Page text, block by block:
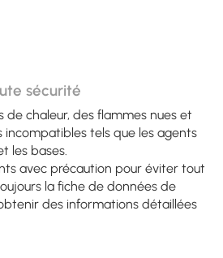
sécurité
de chaleur, des flammes nues et
incompatibles tels que les agents
les bases.
avec précaution pour éviter tout
la fiche de données de
des informations détaillées